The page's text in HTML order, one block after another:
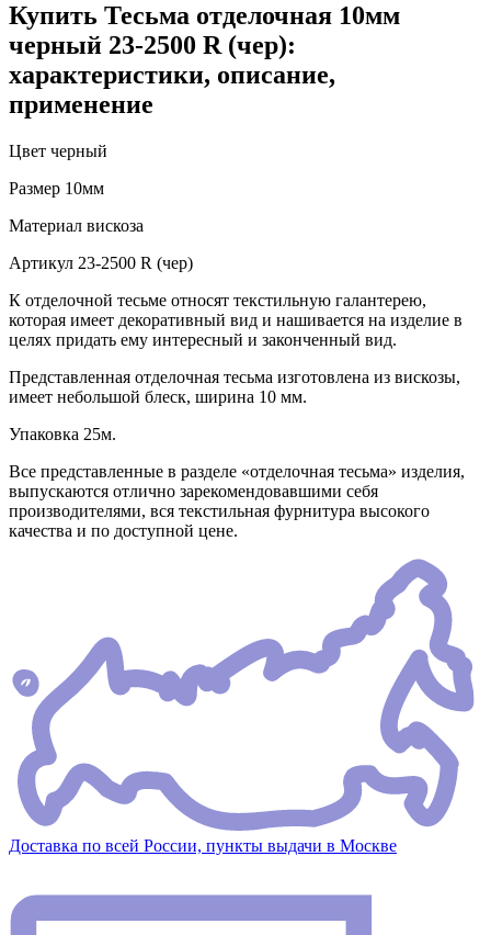
Купить Тесьма отделочная 10мм
черный 23-2500 R (чер):
характеристики, описание,
применение
Цвет черный
Размер 10мм
Материал вискоза
Артикул 23-2500 R (чер)
К отделочной тесьме относят текстильную галантерею,
которая имеет декоративный вид и нашивается на изделие в
целях придать ему интересный и законченный вид.
Представленная отделочная тесьма изготовлена из вискозы,
имеет небольшой блеск, ширина 10 мм.
Упаковка 25м.
Все представленные в разделе «отделочная тесьма» изделия,
выпускаются отлично зарекомендовавшими себя
производителями, вся текстильная фурнитура высокого
качества и по доступной цене.
Доставка по всей России, пункты выдачи в Москве